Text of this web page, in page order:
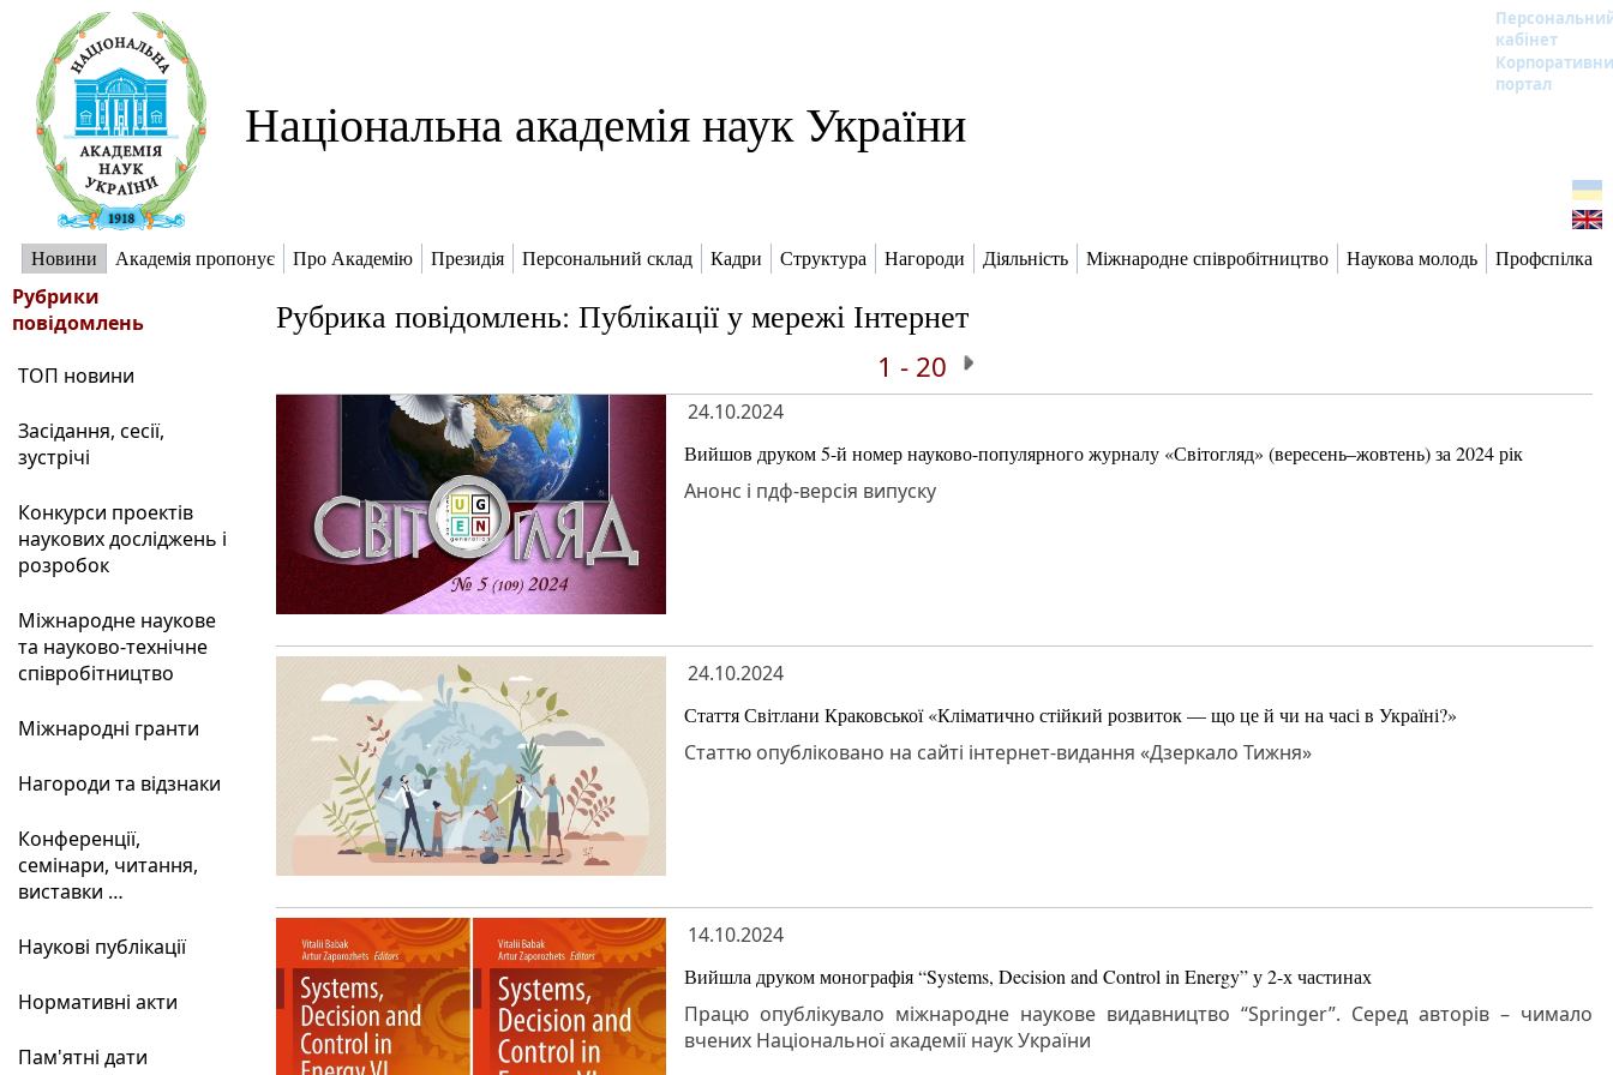
кабінет
портал
Національна академія наук України
Новини Академія пропонує Про Академію Президія Персональний склад Кадри Структура Нагороди Діяльність Міжнародне співробітництво Наукова молодь Профспілка
Рубрики
повідомлень
ТОП новини
Засідання, сесії,
зустрічі
Конкурси проектів
наукових досліджень і
розробок
Міжнародне наукове
та науково-технічне
співробітництво
Міжнародні гранти
Нагороди та відзнаки
Конференції,
семінари, читання,
виставки …
Наукові публікації
Нормативні акти
Пам'ятні дати
Рубрика повідомлень: Публікації у мережі Інтернет
1 - 20
24.10.2024
Вийшов друком 5-й номер науково-популярного журналу «Світогляд» (вересень–жовтень) за 2024 рік
Анонс і пдф-версія випуску
24.10.2024
Стаття Світлани Краковської «Кліматично стійкий розвиток — що це й чи на часі в Україні?»
Статтю опубліковано на сайті інтернет-видання «Дзеркало Тижня»
14.10.2024
Вийшла друком монографія “Systems, Decision and Control in Energy” у 2-х частинах
Працю опублікувало міжнародне наукове видавництво “Springer”. Серед авторів – чимало
вчених Національної академії наук України